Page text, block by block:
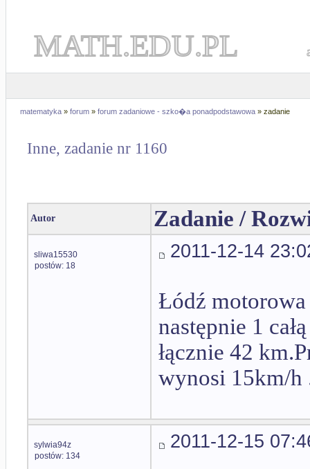
MATH.EDU.PL
matematyka » forum » forum zadaniowe - szko�a ponadpodstawowa » zadanie
Inne, zadanie nr 1160
Autor Zadanie /
sliwa15530
postów: 18
2011-12-14
Łódź motorowa
następnie 1
łącznie 42
wynosi 15km/h
sylwia94z
postów: 134
2011-12-15